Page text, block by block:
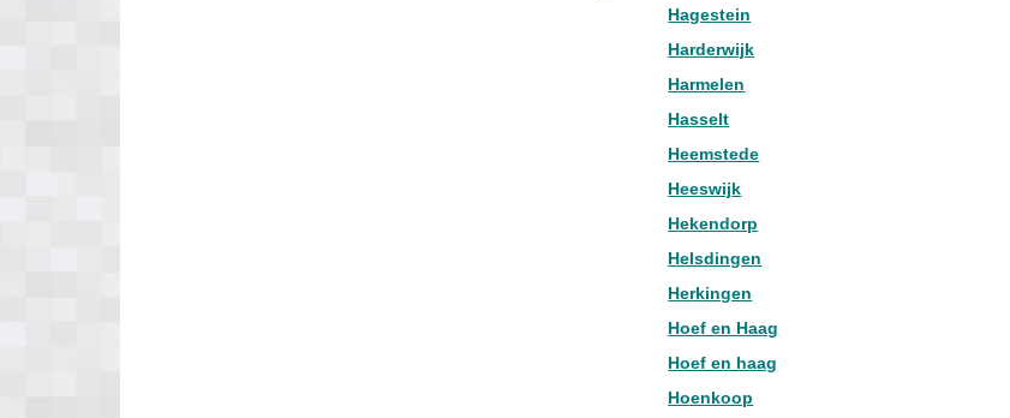
Hagestein
Harderwijk
Harmelen
Hasselt
Heemstede
Heeswijk
Hekendorp
Helsdingen
Herkingen
Hoef en Haag
Hoef en haag
Hoenkoop